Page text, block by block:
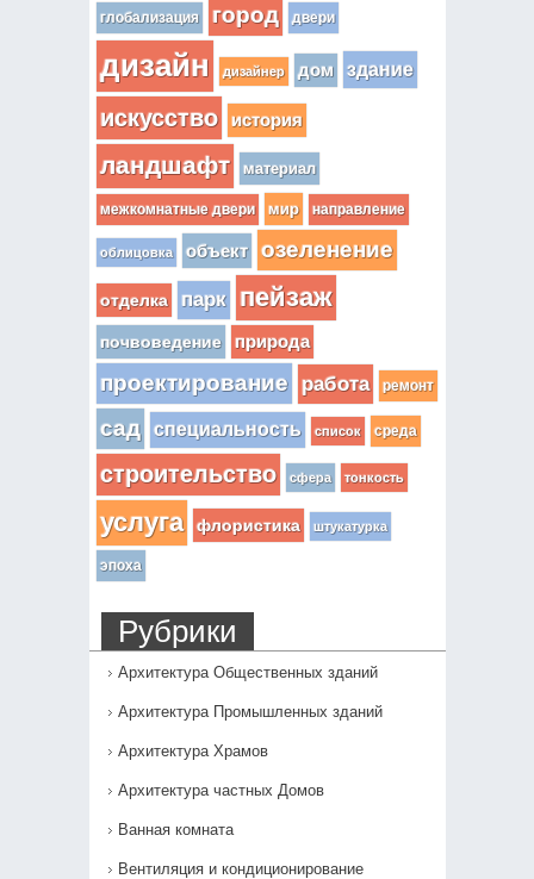
глобализация город двери
дизайн дизайнер дом здание
искусство история
ландшафт материал
межкомнатные двери мир направление
облицовка объект озеленение
отделка парк пейзаж
почвоведение природа
проектирование работа ремонт
сад специальность список среда
строительство сфера тонкость
услуга флористика штукатурка
эпоха
Рубрики
Архитектура Общественных зданий
Архитектура Промышленных зданий
Архитектура Храмов
Архитектура частных Домов
Ванная комната
Вентиляция и кондиционирование